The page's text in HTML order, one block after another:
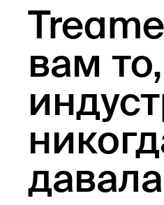
вам
давала